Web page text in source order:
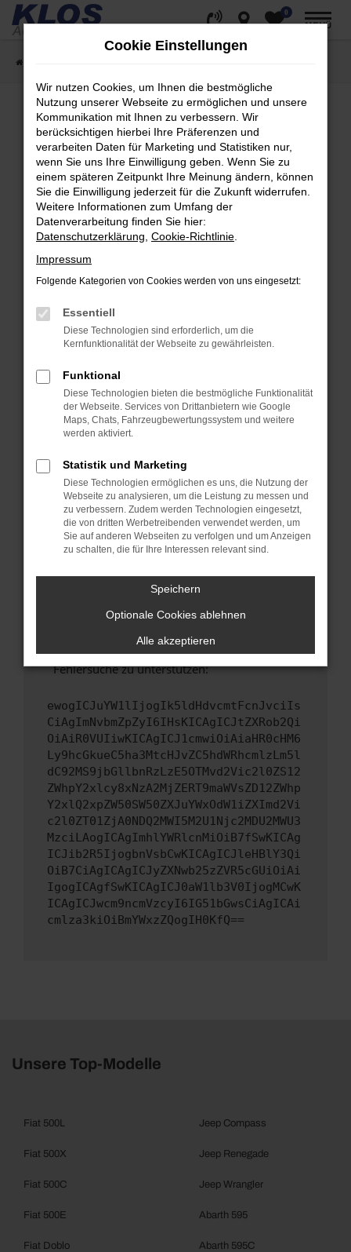
Zum
springen
0
MENÜ
Fehler: Network Error
Beim Laden ist ein Fehler aufgetreten.
Hier sind ein paar Tipps, die dir helfen können:
Überprüfe deine Firewall und deine
Internetverbindung.
Laden andere Webseiten, zum Beispiel deine
Suchmaschine?
Prüfe deine Browsererweiterungen.
Manche Erweiterungen, wie Werbeblocker,
können das Laden bestimmter Seiten
verhindern. Funktioniert die Seite in einem
Fenster?
Starte dein Gerät neu.
Das kann manchmal helfen, vorübergehende
Probleme zu beheben.
Betriebssystem auf dem neuesten Stand
sind.
Veraltete Software birgt nicht nur ein
Sicherheitsrisiko, sondern kann auch dazu
führen, dass bestimmte Funktionen nicht mehr
unterstützt werden.
Wende dich an den Webseitenbetreiber.
Wenn du alle oben genannten Schritte versucht
hast, kontaktiere uns bitte. Wir werden
versuchen, das Problem zu beheben. Du kannst
uns diesen Text schicken, um uns bei der
Fehlersuche zu unterstützen:
ewogICJuYW1lIjogIk5ldHdvcmtFcnJvciIs
CiAgImNvbmZpZyI6IHsKICAgICJtZXRob2Qi
OiAiR0VUIiwKICAgICJ1cmwiOiAiaHR0cHM6
Ly9hcGkueC5ha3MtcHJvZC5hdWRhcmlzLm5l
dC92MS9jbGllbnRzLzE5OTMvd2Vic2l0ZS12
ZWhpY2xlcy8xNzA2MjZERT9maWVsZD12ZWhp
Y2xlQ2xpZW50SW50ZXJuYWxOdW1iZXImd2Vi
c2l0ZT01ZjA0NDQ2MWI5M2U1Njc2MDU2MWU3
MzciLAogICAgImhlYWRlcnMiOiB7fSwKICAg
ICJib2R5IjogbnVsbCwKICAgICJleHBlY3Qi
OiB7CiAgICAgICJyZXNwb25zZVR5cGUiOiAi
IgogICAgfSwKICAgICJ0aW1lb3V0IjogMCwK
ICAgICJwcm9ncmVzcyI6IG51bGwsCiAgICAi
cmlza3kiOiBmYWxzZQogIH0KfQ==
Unsere Top-Modelle
Fiat 500L
Fiat 500X
Fiat 500C
Fiat 500E
Fiat Doblo
Jeep Compass
Jeep Renegade
Jeep Wrangler
Abarth 595
Abarth 595C
Cookie Einstellungen
Wir nutzen Cookies, um Ihnen die bestmögliche
Nutzung unserer Webseite zu ermöglichen und unsere
Kommunikation mit Ihnen zu verbessern. Wir
berücksichtigen hierbei Ihre Präferenzen und
verarbeiten Daten für Marketing und Statistiken nur,
wenn Sie uns Ihre Einwilligung geben. Wenn Sie zu
einem späteren Zeitpunkt Ihre Meinung ändern, können
Sie die Einwilligung jederzeit für die Zukunft widerrufen.
Weitere Informationen zum Umfang der
Datenverarbeitung finden Sie hier:
Datenschutzerklärung Cookie-Richtlinie
Impressum
Folgende Kategorien von Cookies werden von uns eingesetzt:
Essentiell
Diese Technologien sind erforderlich, um die
Kernfunktionalität der Webseite zu gewährleisten.
Funktional
Diese Technologien bieten die bestmögliche Funktionalität
der Webseite. Services von Drittanbietern wie Google
Maps, Chats, Fahrzeugbewertungssystem und weitere
werden aktiviert.
Statistik und Marketing
Diese Technologien ermöglichen es uns, die Nutzung der
Webseite zu analysieren, um die Leistung zu messen und
zu verbessern. Zudem werden Technologien eingesetzt,
die von dritten Werbetreibenden verwendet werden, um
Sie auf anderen Webseiten zu verfolgen und um Anzeigen
zu schalten, die für Ihre Interessen relevant sind.
Speichern
Optionale Cookies ablehnen
Alle akzeptieren